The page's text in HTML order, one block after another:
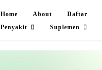
Home About Daftar
Penyakit
Suplemen